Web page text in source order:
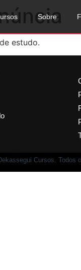
Sobre
estudo.
Cursos. Todos